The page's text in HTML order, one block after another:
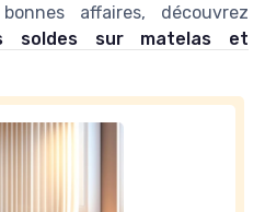
affaires, découvrez
soldes sur matelas et